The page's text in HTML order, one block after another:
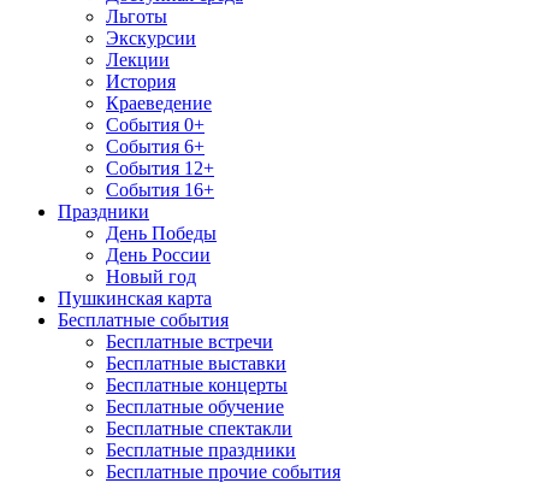
Льготы
Экскурсии
Лекции
История
Краеведение
События 0+
События 6+
События 12+
События 16+
Праздники
День Победы
День России
Новый год
Пушкинская карта
Бесплатные события
Бесплатные встречи
Бесплатные выставки
Бесплатные концерты
Бесплатные обучение
Бесплатные спектакли
Бесплатные праздники
Бесплатные прочие события